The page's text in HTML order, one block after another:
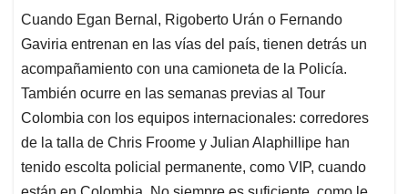
Cuando Egan Bernal, Rigoberto Urán o Fernando
Gaviria entrenan en las vías del país, tienen detrás un
acompañamiento con una camioneta de la Policía.
También ocurre en las semanas previas al Tour
Colombia con los equipos internacionales: corredores
de la talla de Chris Froome y Julian Alaphillipe han
tenido escolta policial permanente, como VIP, cuando